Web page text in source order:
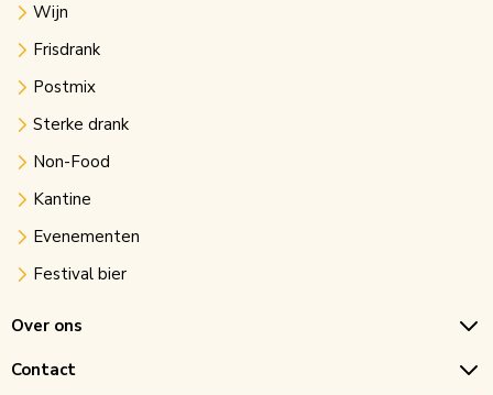
Wijn
Frisdrank
Postmix
Sterke drank
Non-Food
Kantine
Evenementen
Festival bier
Over ons
Contact